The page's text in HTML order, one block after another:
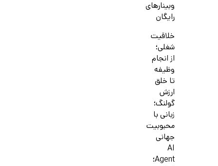
وبینارهای
رایگان
خلاقیت
شغلی؛
از انجام
وظیفه
تا خلق
ارزش
گولنگ؛
زبانی با
محبوبیت
جهانی
AI
Agent؛